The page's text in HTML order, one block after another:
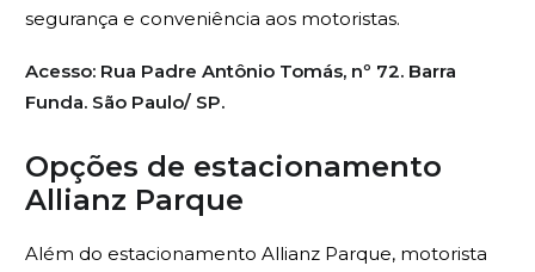
segurança e conveniência aos motoristas.
Acesso: Rua Padre Antônio Tomás, nº 72. Barra
Funda. São Paulo/ SP.
Opções de estacionamento
Allianz Parque
Além do estacionamento Allianz Parque, motorista